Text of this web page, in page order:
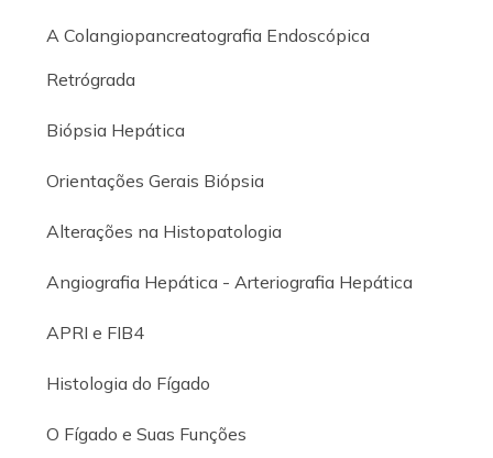
A Colangiopancreatografia Endoscópica
Retrógrada
Biópsia Hepática
Orientações Gerais Biópsia
Alterações na Histopatologia
Angiografia Hepática - Arteriografia Hepática
APRI e FIB4
Histologia do Fígado
O Fígado e Suas Funções